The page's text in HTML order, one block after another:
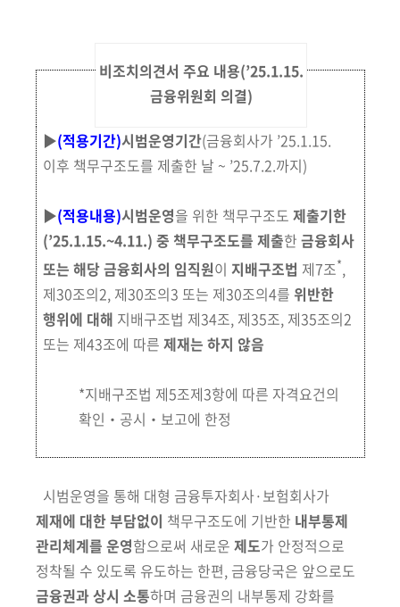
비조치의견서 주요 내용(’25.1.15.
금융위원회 의결)
▶(적용기간)시범운영기간(금융회사가 ’25.1.15.
이후 책무구조도를 제출한 날 ~ ’25.7.2.까지)
▶(적용내용)시범운영을 위한 책무구조도 제출기한
(’25.1.15.~4.11.) 중 책무구조도를 제출한 금융회사
또는 해당 금융회사의 임직원이 지배구조법 제7조*,
제30조의2, 제30조의3 또는 제30조의4를 위반한
행위에 대해 지배구조법 제34조, 제35조, 제35조의2
또는 제43조에 따른 제재는 하지 않음
*지배구조법 제5조제3항에 따른 자격요건의
확인‧공시‧보고에 한정
시범운영을 통해 대형 금융투자회사·보험회사가
제재에 대한 부담없이 책무구조도에 기반한 내부통제
관리체계를 운영함으로써 새로운 제도가 안정적으로
정착될 수 있도록 유도하는 한편, 금융당국은 앞으로도
금융권과상시 소통하며 금융권의 내부통제 강화를